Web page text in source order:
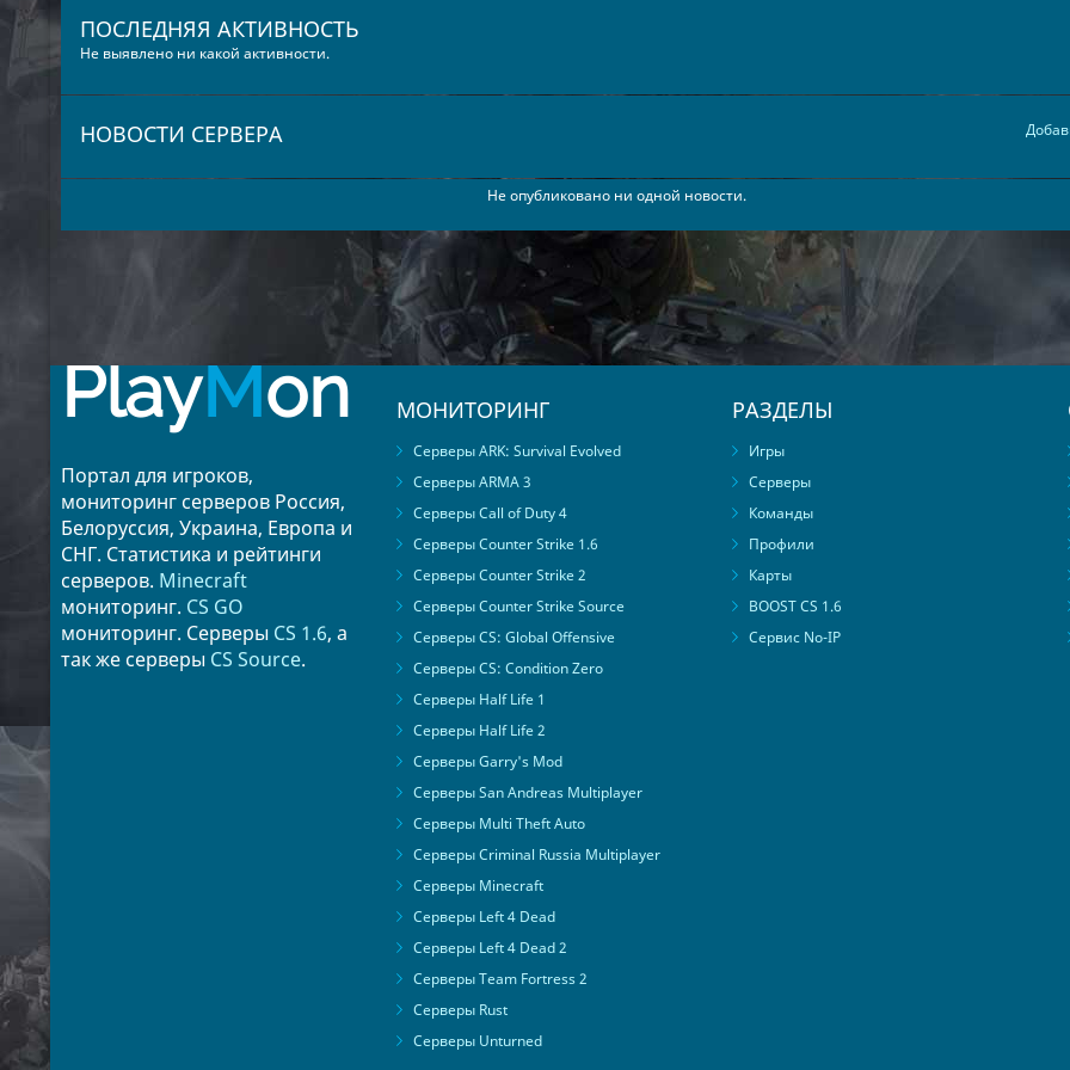
22
trinh
25
violeta
28
librada
33
francine
marie
36
irish
37
noelle
38
tamika
39
anderson
40
phylis
41
carlo
42
rachelle
ПОСЛЕДНЯЯ АКТИВНОСТЬ
Не выявлено ни какой активности.
НОВОСТИ СЕРВЕРА
Не опубликовано ни одной новости.
PlayMon
Портал для игроков,
мониторинг серверов Россия,
Белоруссия, Украина, Европа и
СНГ. Статистика и рейтинги
серверов. Minecraft
мониторинг. CS GO
мониторинг. Серверы CS 1.6, а
так же серверы CS Source.
МОНИТОРИНГ
Серверы ARK: Survival Evolved
Серверы ARMA 3
Серверы Call of Duty 4
Серверы Counter Strike 1.6
Серверы Counter Strike 2
Серверы Counter Strike Source
Серверы CS: Global Offensive
Серверы CS: Condition Zero
Серверы Half Life 1
Серверы Half Life 2
Серверы Garry's Mod
Серверы San Andreas Multiplayer
Серверы Multi Theft Auto
Серверы Criminal Russia Multiplayer
Серверы Minecraft
Серверы Left 4 Dead
Серверы Left 4 Dead 2
Серверы Team Fortress 2
Серверы Rust
Серверы Unturned
РАЗДЕЛЫ
Игры
Серверы
Команды
Профили
Карты
BOOST CS 1.6
Сервис No-IP